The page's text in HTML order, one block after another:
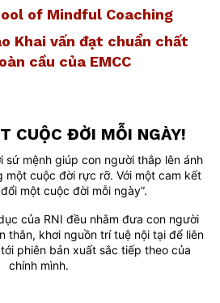
of Mindful Coaching
Khai vấn đạt chuẩn chất
cầu của EMCC
CUỘC ĐỜI MỖI NGÀY!
sứ mệnh giúp con người thắp lên ánh
một cuộc đời rực rỡ. Với một cam kết
một cuộc đời mỗi ngày”.
của RNI đều nhằm đưa con người
thân, khơi nguồn trí tuệ nội tại để liên
phiên bản xuất sắc tiếp theo của
chính mình.